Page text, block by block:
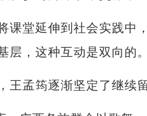
堂延伸到社会实践中，
层，这种互动是双向的
孟筠逐渐坚定了继续留